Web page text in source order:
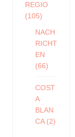
REGIO
(105)
NACH
RICHT
EN
(66)
COST
A
BLAN
CA(2)